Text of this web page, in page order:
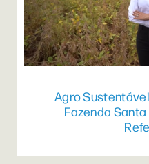
Agro
Fazenda